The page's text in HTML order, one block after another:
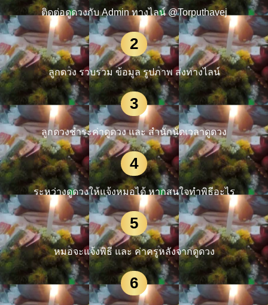
ติดต่อดูดวงกับ Admin ทางไลน์ @Torputhavej
2
ลูกดวง รวบรวม ข้อมูล รูปภาพ ส่งทางไลน์
3
ลูกดวงชำระค่าดูดวง และ สำนักนัดเวลาดูดวง
4
ระหว่างดูดวงให้แจ้งหมอได้ หากสนใจทำพิธีอะไร
5
หมอจะแจ้งพิธี และ ค่าครูหลังจากดูดวง
6